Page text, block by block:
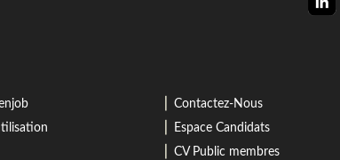
Contactez-Nous
Espace Candidats
CV Public membres